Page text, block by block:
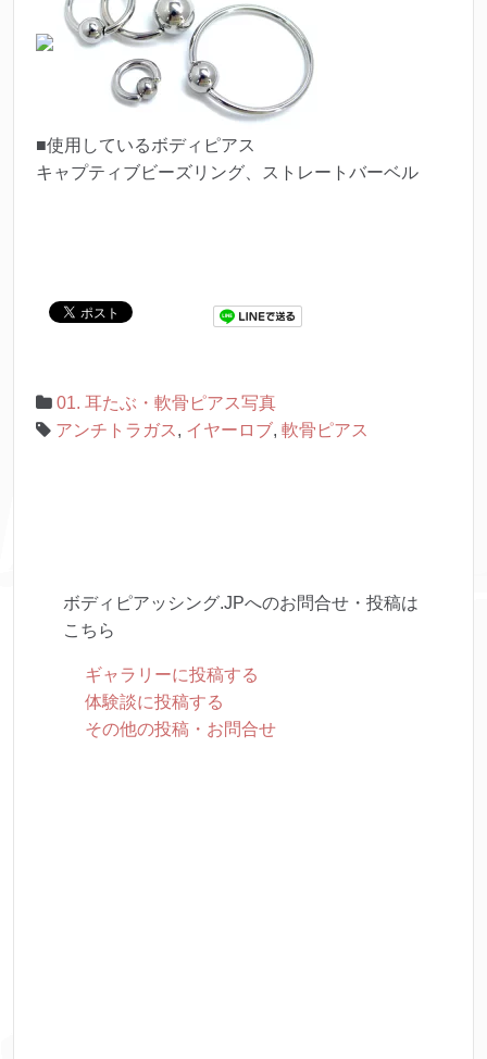
■使用しているボディピアス
キャプティブビーズリング、ストレートバーベル
01. 耳たぶ・軟骨ピアス写真
アンチトラガス , イヤーロブ, 軟骨ピアス
ボディピアッシング.JPへのお問合せ・投稿は
こちら
ギャラリーに投稿する
体験談に投稿する
その他の投稿・お問合せ